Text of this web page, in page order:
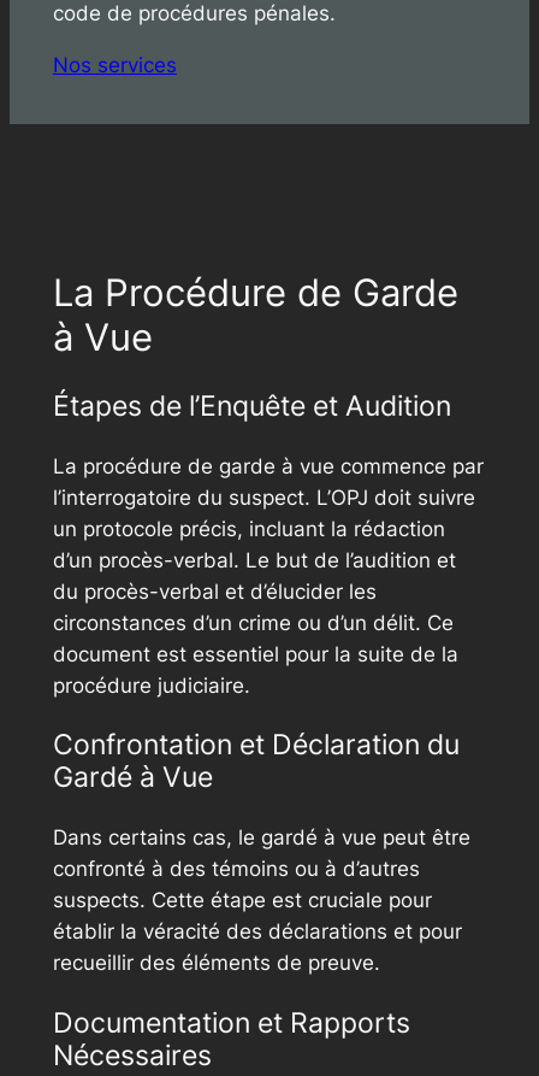
code de procédures pénales.
Nos services
La Procédure de Garde
à Vue
Étapes de l’Enquête et Audition
La procédure de garde à vue commence par
l’interrogatoire du suspect. L’OPJ doit suivre
un protocole précis, incluant la rédaction
d’un procès-verbal. Le but de l’audition et
du procès-verbal et d’élucider les
circonstances d’un crime ou d’un délit. Ce
document est essentiel pour la suite de la
procédure judiciaire.
Confrontation et Déclaration du
Gardé à Vue
Dans certains cas, le gardé à vue peut être
confronté à des témoins ou à d’autres
suspects. Cette étape est cruciale pour
établir la véracité des déclarations et pour
recueillir des éléments de preuve.
Documentation et Rapports
Nécessaires